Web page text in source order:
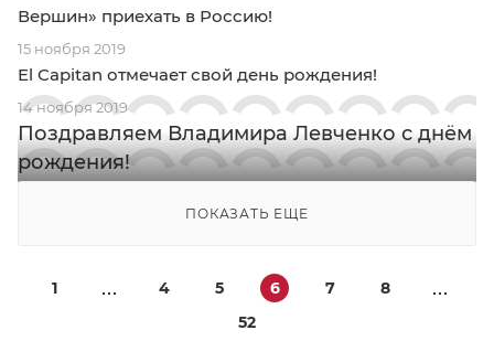
Вершин» приехать в Россию!
15 ноября 2019
El Capitan отмечает свой день рождения!
14 ноября 2019
Поздравляем Владимира Левченко с днём
рождения!
ПОКАЗАТЬ ЕЩЕ
1 4 5 6 7
8
52